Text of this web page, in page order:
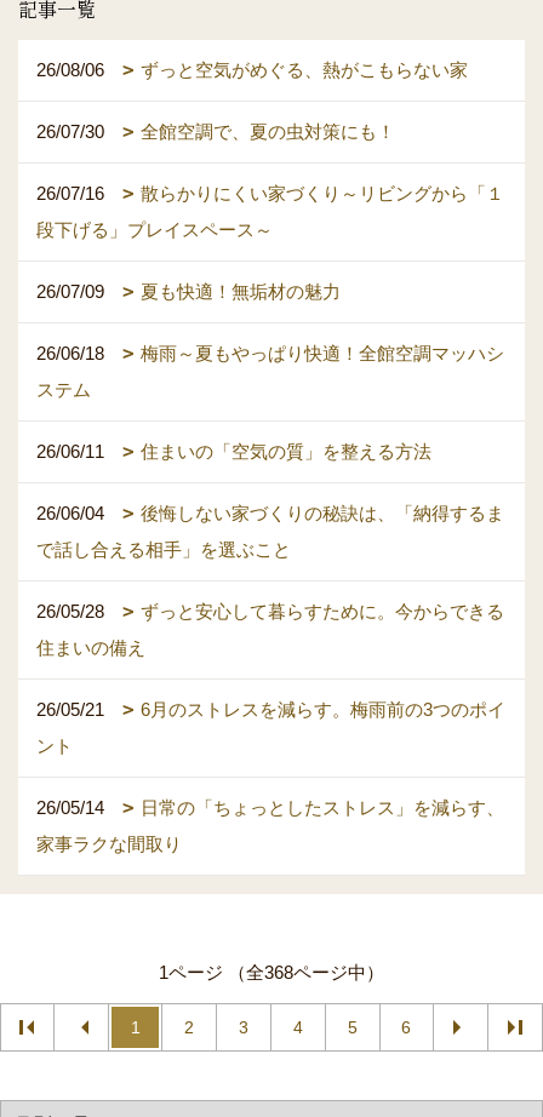
記事一覧
26/08/06 ずっと空気がめぐる、熱がこもらない家
26/07/30 全館空調で、夏の虫対策にも！
26/07/16
散らかりにくい家づくり～リビングから「１
段下げる」プレイスペース～
26/07/09 夏も快適！無垢材の魅力
26/06/18
梅雨～夏もやっぱり快適！全館空調マッハシ
ステム
26/06/11 住まいの「空気の質」を整える方法
26/06/04
後悔しない家づくりの秘訣は、「納得するま
で話し合える相手」を選ぶこと
26/05/28
ずっと安心して暮らすために。今からできる
住まいの備え
26/05/21
6月のストレスを減らす。梅雨前の3つのポイ
ント
26/05/14
日常の「ちょっとしたストレス」を減らす、
家事ラクな間取り
1ページ （全368ページ中）
1 2 3 4 5 6